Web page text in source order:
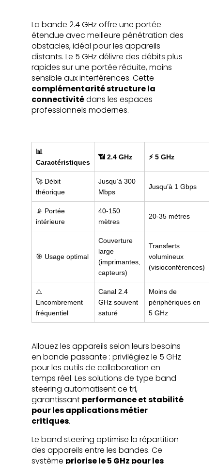
La bande 2.4 GHz offre une portée
étendue avec meilleure pénétration des
obstacles, idéal pour les appareils
distants. Le 5 GHz délivre des débits plus
rapides sur une portée réduite, moins
sensible aux interférences. Cette
complémentarité structure la
connectivitédans les espaces
professionnels modernes.
📊
Caractéristiques
📶 2.4 GHz ⚡ 5 GHz
🚀 Débit
théorique
Jusqu’à 300
Mbps
Jusqu’à 1 Gbps
📡 Portée
intérieure
40-150
mètres
20-35 mètres
🎯 Usage optimal
Couverture
large
(imprimantes,
capteurs)
Transferts
volumineux
(visioconférences)
⚠️
Encombrement
fréquentiel
Canal 2.4
GHz souvent
saturé
Moins de
périphériques en
5 GHz
Allouez les appareils selon leurs besoins
en bande passante : privilégiez le 5 GHz
pour les outils de collaboration en
temps réel. Les solutions de type band
steering automatisent ce tri,
garantissant performance et stabilité
pour les applications métier
critiques.
Le band steering optimise la répartition
des appareils entre les bandes. Ce
système priorise le 5 GHz pour les